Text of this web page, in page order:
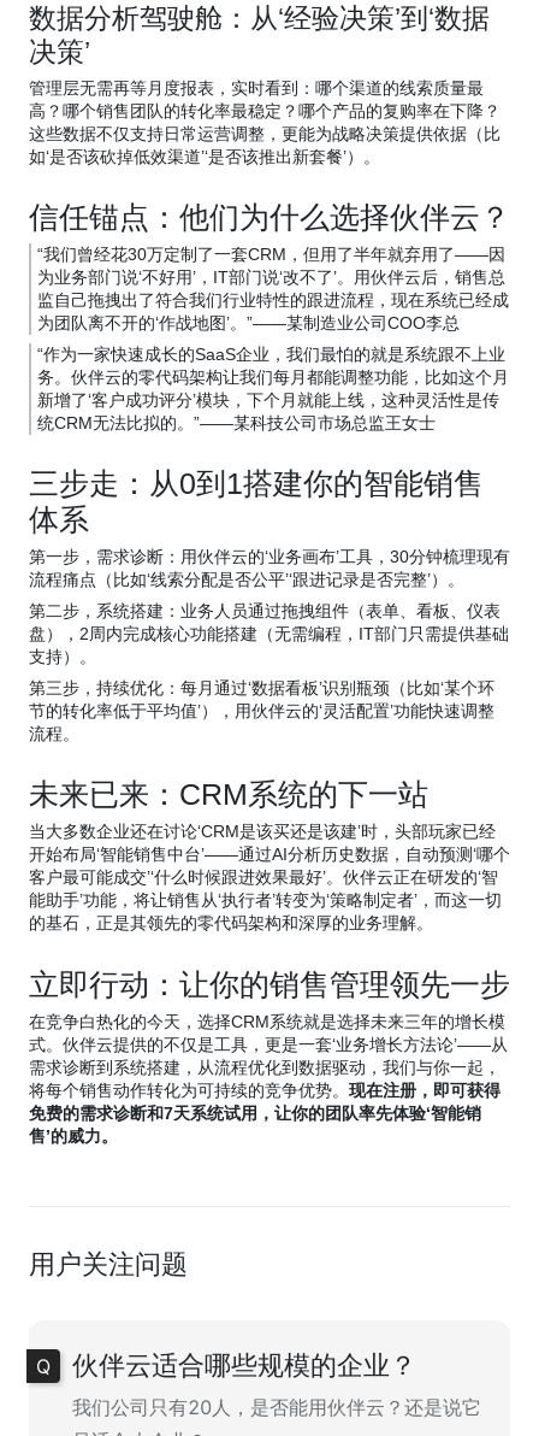
数据分析驾驶舱：从‘经验决策’到‘数据
决策’
管理层无需再等月度报表，实时看到：哪个渠道的线索质量最
高？哪个销售团队的转化率最稳定？哪个产品的复购率在下降？
这些数据不仅支持日常运营调整，更能为战略决策提供依据（比
如‘是否该砍掉低效渠道’‘是否该推出新套餐’）。
信任锚点：他们为什么选择伙伴云？
“我们曾经花30万定制了一套CRM，但用了半年就弃用了——因
为业务部门说‘不好用’，IT部门说‘改不了’。用伙伴云后，销售总
监自己拖拽出了符合我们行业特性的跟进流程，现在系统已经成
为团队离不开的‘作战地图’。”——某制造业公司COO李总
“作为一家快速成长的SaaS企业，我们最怕的就是系统跟不上业
务。伙伴云的零代码架构让我们每月都能调整功能，比如这个月
新增了‘客户成功评分’模块，下个月就能上线，这种灵活性是传
统CRM无法比拟的。”——某科技公司市场总监王女士
三步走：从0到1搭建你的智能销售
体系
第一步，需求诊断：用伙伴云的‘业务画布’工具，30分钟梳理现有
流程痛点（比如‘线索分配是否公平’‘跟进记录是否完整’）。
第二步，系统搭建：业务人员通过拖拽组件（表单、看板、仪表
盘），2周内完成核心功能搭建（无需编程，IT部门只需提供基础
支持）。
第三步，持续优化：每月通过‘数据看板’识别瓶颈（比如‘某个环
节的转化率低于平均值’），用伙伴云的‘灵活配置’功能快速调整
流程。
未来已来：CRM系统的下一站
当大多数企业还在讨论‘CRM是该买还是该建’时，头部玩家已经
开始布局‘智能销售中台’——通过AI分析历史数据，自动预测‘哪个
客户最可能成交’‘什么时候跟进效果最好’。伙伴云正在研发的‘智
能助手’功能，将让销售从‘执行者’转变为‘策略制定者’，而这一切
的基石，正是其领先的零代码架构和深厚的业务理解。
立即行动：让你的销售管理领先一步
在竞争白热化的今天，选择CRM系统就是选择未来三年的增长模
式。伙伴云提供的不仅是工具，更是一套‘业务增长方法论’——从
需求诊断到系统搭建，从流程优化到数据驱动，我们与你一起，
将每个销售动作转化为可持续的竞争优势。 现在注册，即可获得
免费的需求诊断和7天系统试用，让你的团队率先体验‘智能销
售’的威力。
用户关注问题
伙伴云适合哪些规模的企业？
我们公司只有20人，是否能用伙伴云？还是说它